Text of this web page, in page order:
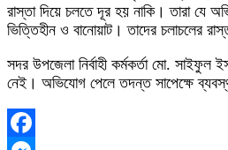
রাস্তা দিয়ে চলতে দূর হয় নাকি। তারা যে
ভিত্তিহীন ও বানোয়াট। তাদের চলাচলের
সদর উপজেলা নির্বাহী কর্মকর্তা মো. সাইফুল
নেই। অভিযোগ পেলে তদন্ত সাপেক্ষে